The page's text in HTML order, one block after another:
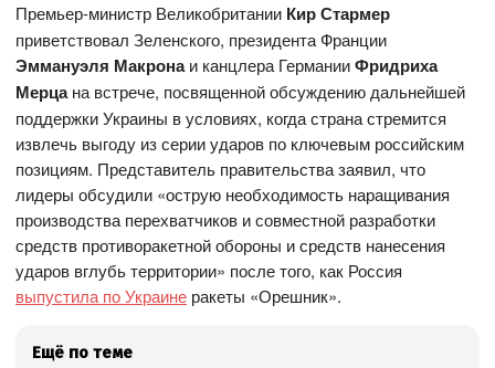
Премьер-министр Великобритании Кир Стармер
приветствовал Зеленского, президента Франции
Эммануэля Макронаи канцлера ГерманииФридриха
Мерцана встрече, посвященной обсуждению дальнейшей
поддержки Украины в условиях, когда страна стремится
извлечь выгоду из серии ударов по ключевым российским
позициям. Представитель правительства заявил, что
лидеры обсудили «острую необходимость наращивания
производства перехватчиков и совместной разработки
средств противоракетной обороны и средств нанесения
ударов вглубь территории» после того, как Россия
выпустила по Украине ракеты «Орешник».
Ещё по теме